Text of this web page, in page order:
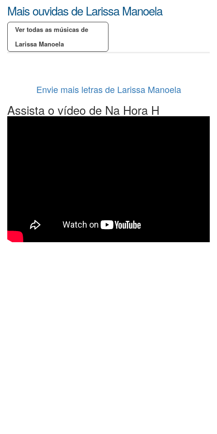
Mais ouvidas de Larissa Manoela
Ver todas as músicas de
Larissa Manoela
Envie mais letras de Larissa Manoela
Assista o vídeo de Na Hora H